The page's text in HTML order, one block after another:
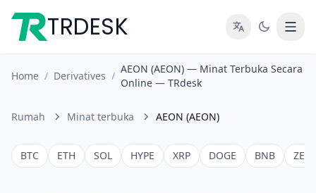
TRDESK
Home / Derivatives /
AEON (AEON) — Minat Terbuka Secara
Online — TRdesk
Rumah Minat terbuka AEON (AEON)
BTC ETH SOL HYPE XRP DOGE BNB ZEC